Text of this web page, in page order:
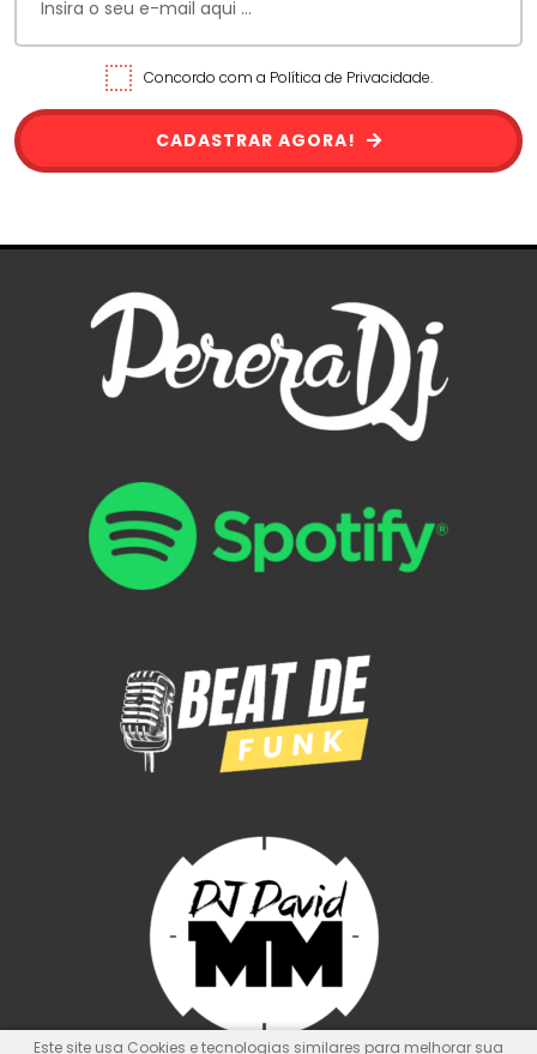
Concordo com a Política de Privacidade.
CADASTRAR AGORA!
Este site usa Cookies e tecnologias similares para melhorar sua